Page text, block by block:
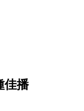
佳播